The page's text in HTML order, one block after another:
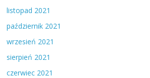
listopad 2021
październik 2021
wrzesień 2021
sierpień 2021
czerwiec 2021